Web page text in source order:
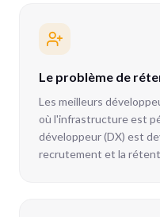
Le problème de
Les meilleurs
où l'infrastructure est
développeur (DX) est
recrutement et la